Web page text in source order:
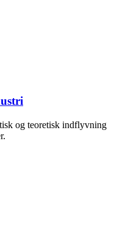
og teoretisk indflyvning